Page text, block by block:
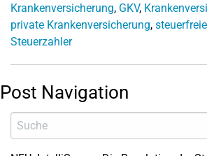
Krankenversicherung, GKV,
private Krankenversicherung,
Steuerzahler
Post Navigation